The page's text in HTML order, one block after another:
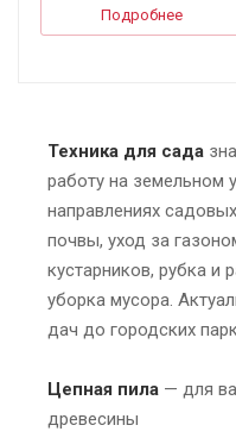
Подробнее
Техника для сада
работу на земельном
направлениях
почвы, уход за
кустарников, рубка и
уборка мусора.
дач до городских
Цепная пила — для
древесины